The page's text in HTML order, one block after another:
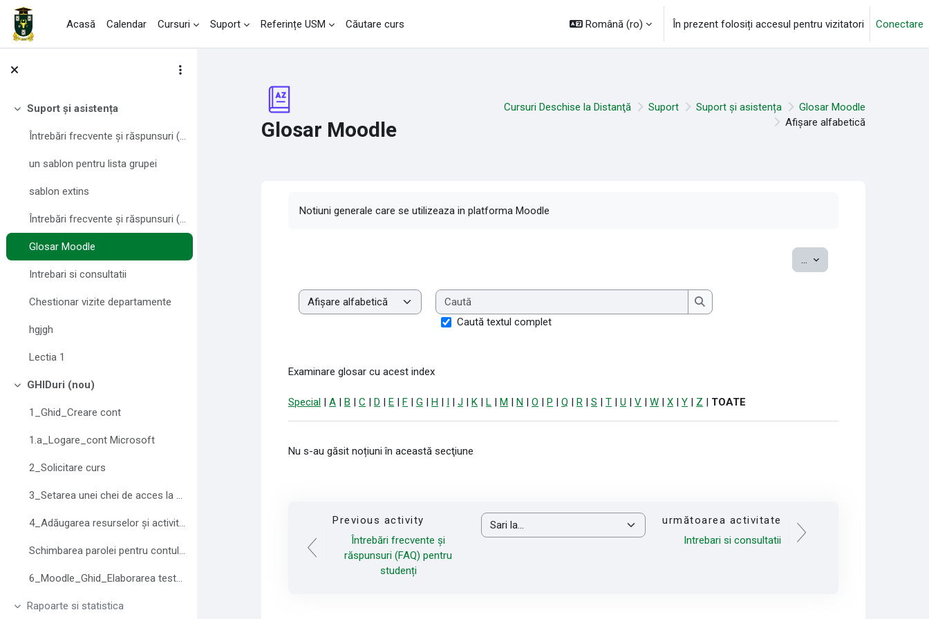
Sari la conţinutul principal
Acasă
Calendar Cursuri Suport Referințe USM Căutare curs Română ‎(ro)‎ În prezent folosiți accesul pentru vizitatori Conectare
Derulează
Suport și asistența
Întrebări frecvente și răspunsuri (FAQ) pentru profesori
un sablon pentru lista grupei
sablon extins
Întrebări frecvente și răspunsuri (FAQ) pentru studenți
Glosar Moodle
Intrebari si consultatii
Chestionar vizite departamente
hgjgh
Lectia 1
Derulează
GHIDuri (nou)
1_Ghid_Creare cont
1.a_Logare_cont Microsoft
2_Solicitare curs
3_Setarea unei chei de acces la curs
4_Adăugarea resurselor și activităților
Schimbarea parolei pentru contul Moodle
6_Moodle_Ghid_Elaborarea testelor
Derulează
Rapoarte si statistica
Glosar Moodle
Cursuri Deschise la Distanţă Suport Suport și asistența
Glosar Moodle
Afișare alfabetică
Notiuni generale care se utilizeaza in platforma Moodle
... Exportați noțiuni
Examinare glosar cu acest index
Caută
Caută
Caută textul complet
Examinare glosar cu acest index
Special |A |B |C |D |E |F |G |H | I |J |K |L |M |N |O |P |Q |R |S |T |U |V |W |X |Y | Z | TOATE
Nu s-au găsit noțiuni în această secţiune
Previous activity
Întrebări frecvente și
răspunsuri (FAQ) pentru
studenți
Sari la...
următoarea activitate
Intrebari si consultatii